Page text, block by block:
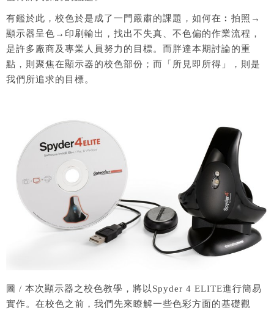
有鑑於此，校色於是成了一門嚴肅的課題，如何在︰拍照→
顯示器呈色→印刷輸出，找出不失真、不色偏的作業流程，
是許多廠商及專業人員努力的目標。而胖達本期討論的重
點，則聚焦在顯示器的校色部份；而「所見即所得」，則是
我們所追求的目標。
圖 / 本次顯示器之校色教學，將以Spyder 4 ELITE進行簡易
實作。在校色之前，我們先來瞭解一些色彩方面的基礎觀